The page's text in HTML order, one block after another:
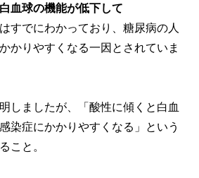
血球の機能が低下して
すでにわかっており、糖尿病の人
かりやすくなる一因とされていま
しましたが、「酸性に傾くと白血
染症にかかりやすくなる」という
こと。